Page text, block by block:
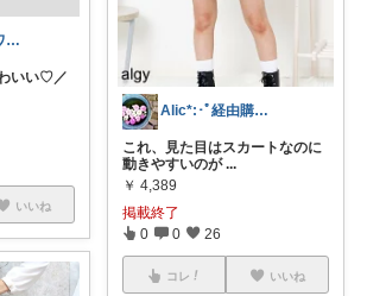
ミライ🌈姉妹ワーママ
いい♡／
いいね
Alic*:･ﾟ経由購入感謝します
これ、見た目はスカートなのに
動きやすいのが ...
￥ 4,389
掲載終了
0 0 26
コレ いいね